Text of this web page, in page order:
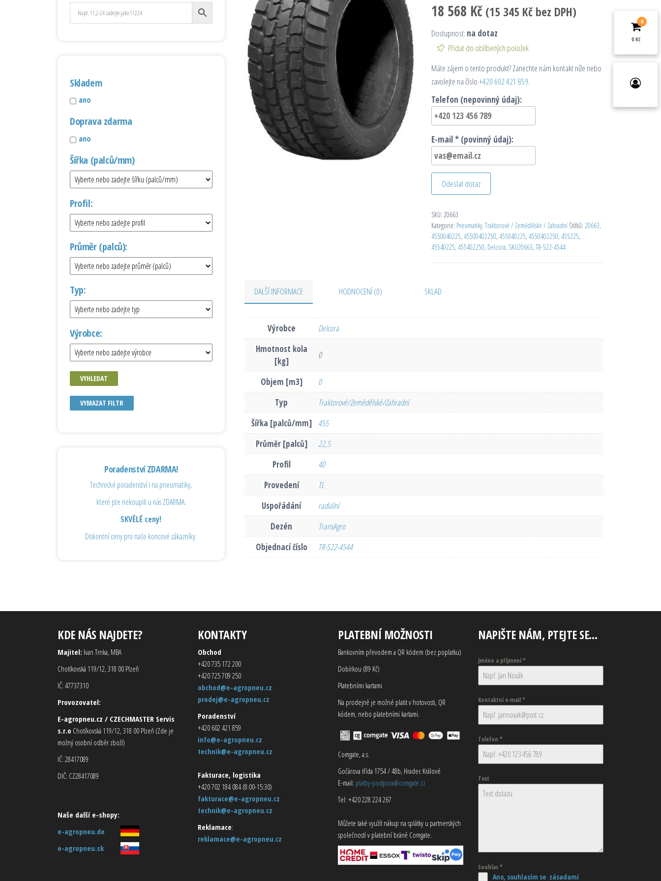
18 568 Kč (15 345 Kčbez DPH)
Dostupnost: na dotaz
Přidat do oblíbených položek
Máte zájem o tento produkt? Zanechte nám kontakt níže nebo
zavolejte na číslo+420 602 421 859.
Telefon (nepovinný údaj):
E-mail * (povinný údaj):
Odeslat dotaz
SKU: 20663
Kategorie: Pneumatiky, Traktorové / Zemědělské / ZahradníŠtítků: 20663,
4550040225, 45500402250, 455040225, 4550402250, 455225,
45540225, 455402250, Delcora, SKU20663, TR-522-4544
DALŠÍ INFORMACE HODNOCENÍ (0) SKLAD
Výrobce
Delcora
Hmotnost kola
[kg]
0
Objem [m3]
0
Typ
Traktorové/Zemědělské/Zahradní
Šířka [palců/mm]
455
Průměr [palců]
22,5
Profil
40
Provedení
TL
Uspořádání
radiální
Dezén
TransAgro
Objednací číslo
TR-522-4544
Skladem
ano
Doprava zdarma
ano
Šířka (palců/mm)
Profil:
Průměr (palců):
Typ:
Výrobce:
VYHLEDAT
VYMAZAT FILTR
Poradenství ZDARMA!
Technické poradenství i na pneumatiky,
které jste nekoupili u nás ZDARMA.
SKVĚLÉ ceny!
Diskontní ceny pro naše koncové zákazníky.
KDE NÁS NAJDETE?
Majitel: Ivan Trnka, MBA
Chotíkovská 119/12, 318 00 Plzeň
IČ: 47737310
Provozovatel:
E-agropneu.cz / CZECHMASTER Servis
s.r.o Chotíkovská 119/12, 318 00 Plzeň (Zde je
možný osobní odběr zboží)
IČ: 28417089
DIČ: CZ28417089
Naše další e-shopy:
e-agropneu.de
e-agropneu.sk
KONTAKTY
Obchod
+420 735 172 200
+420 725 709 250
obchod@e-agropneu.cz
prodej@e-agropneu.cz
Poradenství
+420 602 421 859
info@e-agropneu.cz
technik@e-agropneu.cz
Fakturace, logistika
+420 702 184 084 (8:00-15:30)
fakturace@e-agropneu.cz
technik@e-agropneu.cz
Reklamace:
reklamace@e-agropneu.cz
PLATEBNÍ MOŽNOSTI
Bankovním převodem a QR kódem (bez poplatku)
Dobírkou (89 Kč)
Platebními kartami
Na prodejně je možné platit v hotovosti, QR
kódem, nebo platebními kartami.
Comgate, a.s.
Gočárova třída 1754 / 48b, Hradec Králové
E-mail: platby-podpora@comgate.cz
Tel: +420 228 224 267
Můžete také využít nákup na splátky u partnerských
společností v platební bráně Comgate.
NAPIŠTE NÁM, PTEJTE SE…
Jméno a příjmení*
Kontaktní e-mail*
Telefon *
Text
Souhlas*
Ano, souhlasím se zásadami
0
0 Kč